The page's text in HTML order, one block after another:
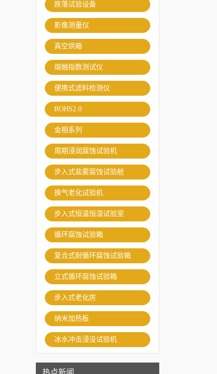
跌落试验设备
影像测量仪
真空烘箱
熔融指数测试仪
便携式滤料检测仪
ROHS2.0
金相系列
周期浸润腐蚀试验机
步入式盐雾腐蚀试验舱
换气老化试验机
步入式恒温恒湿试验室
循环腐蚀试验箱
复合式耐循环腐蚀试验箱
立式循环腐蚀试验箱
步入式老化房
纳米加热板
冰水冲击浸没试验机
热点新闻